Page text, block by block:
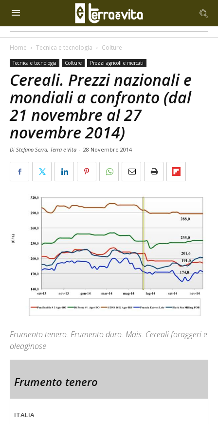
Home Tecnica e tecnologia Colture
Tecnica e tecnologia Colture Prezzi agricoli e mercati
Cereali. Prezzi nazionali e
mondiali a confronto (dal
21 novembre al 27
novembre 2014)
Di Stefano Serra, Terra e Vita - 28 Novembre 2014
Frumento tenero. Frumento duro. Mais. Cereali foraggeri e
oleaginose
Frumento tenero
ITALIA